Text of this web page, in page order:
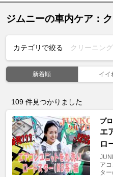
ジムニーの車内ケア：
カテゴリで絞る クリーニング
新着順 イイ
109 件見つかりました
プ
エ
ロ
ア
タ